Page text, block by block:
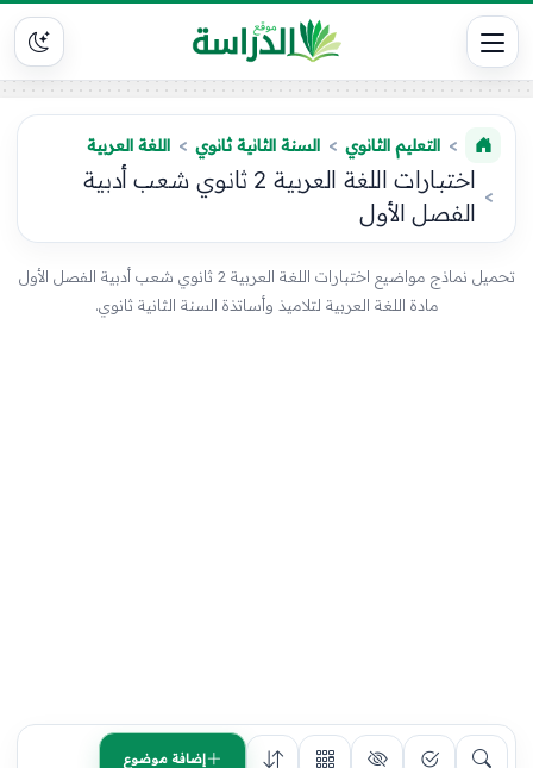
التعليم الثانوي السنة الثانية ثانوي اللغة العربية
اختبارات اللغة العربية 2 ثانوي شعب أدبية
الفصل الأول
تحميل نماذج مواضيع اختبارات اللغة العربية 2 ثانوي شعب أدبية الفصل الأول
مادة اللغة العربية لتلاميذ وأساتذة السنة الثانية ثانوي.
إضافة موضوع